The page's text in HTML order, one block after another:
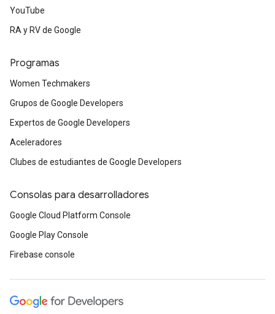
YouTube
RA y RV de Google
Programas
Women Techmakers
Grupos de Google Developers
Expertos de Google Developers
Aceleradores
Clubes de estudiantes de Google Developers
Consolas para desarrolladores
Google Cloud Platform Console
Google Play Console
Firebase console